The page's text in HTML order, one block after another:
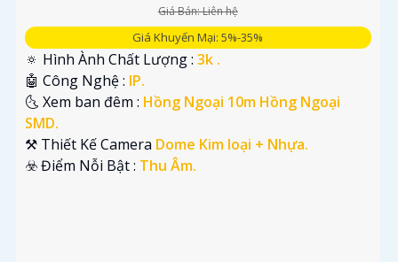
Giá Bán: Liên hệ
Giá Khuyến Mại: 5%-35%
🔅 Hình Ành Chất Lượng : 3k .
🤖️ Công Nghệ : IP.
🌜 Xem ban đêm : Hồng Ngoại 10m Hồng Ngoại
SMD.
⚒ Thiết Kế Camera Dome Kim loại + Nhựa.
️☣️ Điểm Nỗi Bật : Thu Âm.